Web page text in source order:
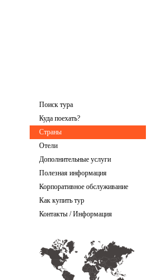
Поиск тура
Куда поехать?
Страны
Отели
Дополнительные услуги
Полезная информация
Корпоративное обслуживание
Как купить тур
Контакты / Информация